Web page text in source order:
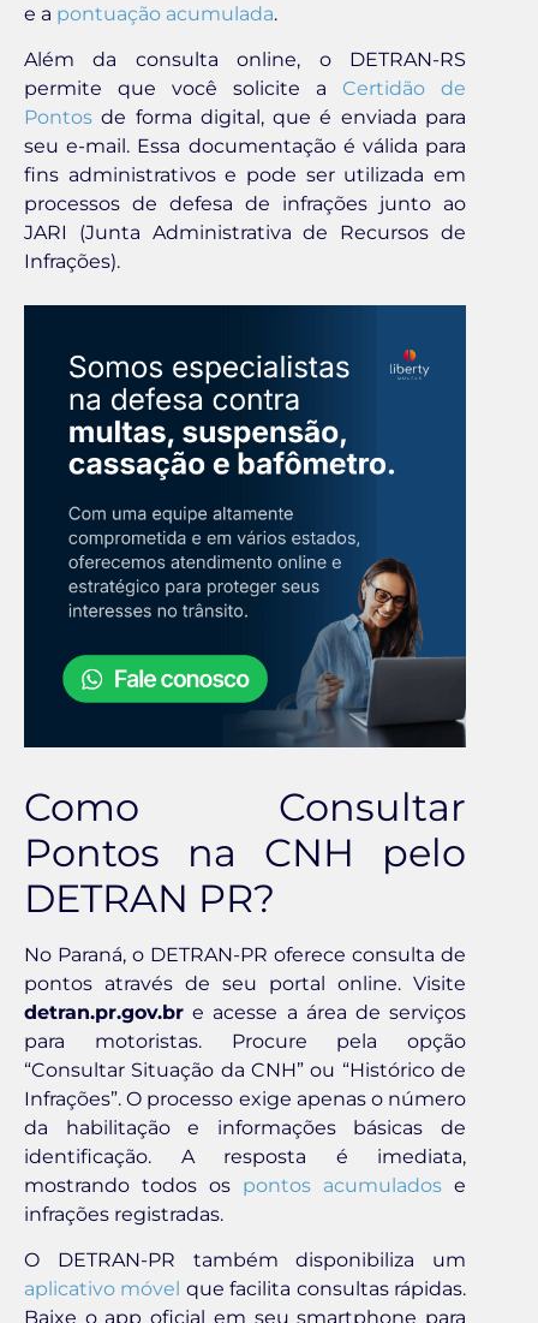
e a pontuação acumulada.
Além da consulta online, o DETRAN-RS
permite que você solicite a Certidão de
Pontos de forma digital, que é enviada para
seu e-mail. Essa documentação é válida para
fins administrativos e pode ser utilizada em
processos de defesa de infrações junto ao
JARI (Junta Administrativa de Recursos de
Infrações).
Como Consultar
Pontos na CNH pelo
DETRAN PR?
No Paraná, o DETRAN-PR oferece consulta de
pontos através de seu portal online. Visite
detran.pr.gov.br e acesse a área de serviços
para motoristas. Procure pela opção
“Consultar Situação da CNH” ou “Histórico de
Infrações”. O processo exige apenas o número
da habilitação e informações básicas de
identificação. A resposta é imediata,
mostrando todos os pontos acumulados e
infrações registradas.
O DETRAN-PR também disponibiliza um
aplicativo móvel que facilita consultas rápidas.
Baixe o app oficial em seu smartphone para